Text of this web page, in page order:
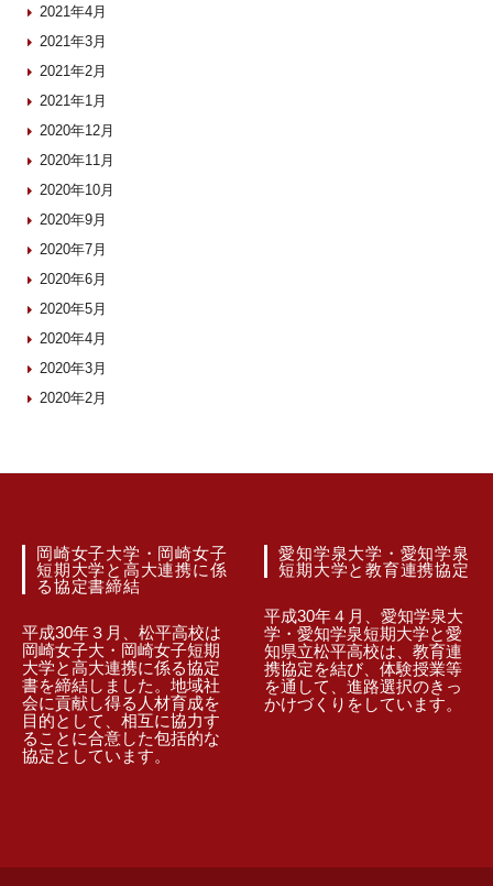
2021年4月
2021年3月
2021年2月
2021年1月
2020年12月
2020年11月
2020年10月
2020年9月
2020年7月
2020年6月
2020年5月
2020年4月
2020年3月
2020年2月
岡崎女子大学・岡崎女子
短期大学と高大連携に係
る協定書締結
平成30年３月、松平高校は
岡崎女子大・岡崎女子短期
大学と高大連携に係る協定
書を締結しました。地域社
会に貢献し得る人材育成を
目的として、相互に協力す
ることに合意した包括的な
協定としています。
愛知学泉大学・愛知学泉
短期大学と教育連携協定
平成30年４月、愛知学泉大
学・愛知学泉短期大学と愛
知県立松平高校は、教育連
携協定を結び、体験授業等
を通して、進路選択のきっ
かけづくりをしています。